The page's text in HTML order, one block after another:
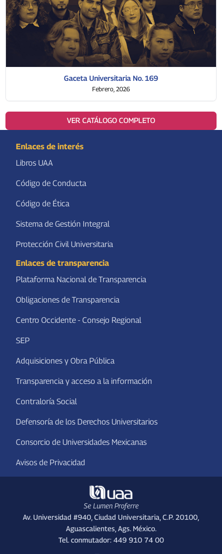
Gaceta Universitaria No. 169
Febrero, 2026
VER CATÁLOGO COMPLETO
Enlaces de interés
Libros UAA
Código de Conducta
Código de Ética
Sistema de Gestión Integral
Protección Civil Universitaria
Enlaces de transparencia
Plataforma Nacional de Transparencia
Obligaciones de Transparencia
Centro Occidente - Consejo Regional
SEP
Adquisiciones y Obra Pública
Transparencia y acceso a la información
Contraloría Social
Defensoría de los Derechos Universitarios
Consorcio de Universidades Mexicanas
Avisos de Privacidad
Se Lumen Proferre
Av. Universidad #940, Ciudad Universitaria, C.P. 20100,
Aguascalientes, Ags. México.
Tel. conmutador: 449 910 74 00